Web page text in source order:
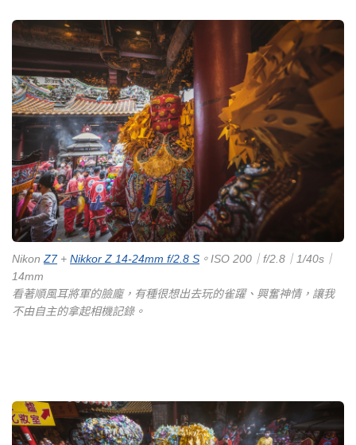
Nikon Z7+ Nikkor Z 14-24mm f/2.8 S 。ISO 200｜f/2.8｜1/40s｜
14mm
看著順風耳將軍的臉龐，有種很想出去玩的雀躍、興奮神情，讓我
不由自主的拿起相機記錄。